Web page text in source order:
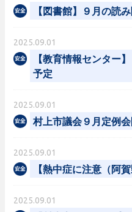
【図書館】９月の読
2025.09.01
【教育情報センター
予定
2025.09.01
村上市議会９月定例
2025.09.01
【熱中症に注意（阿
2025.09.01